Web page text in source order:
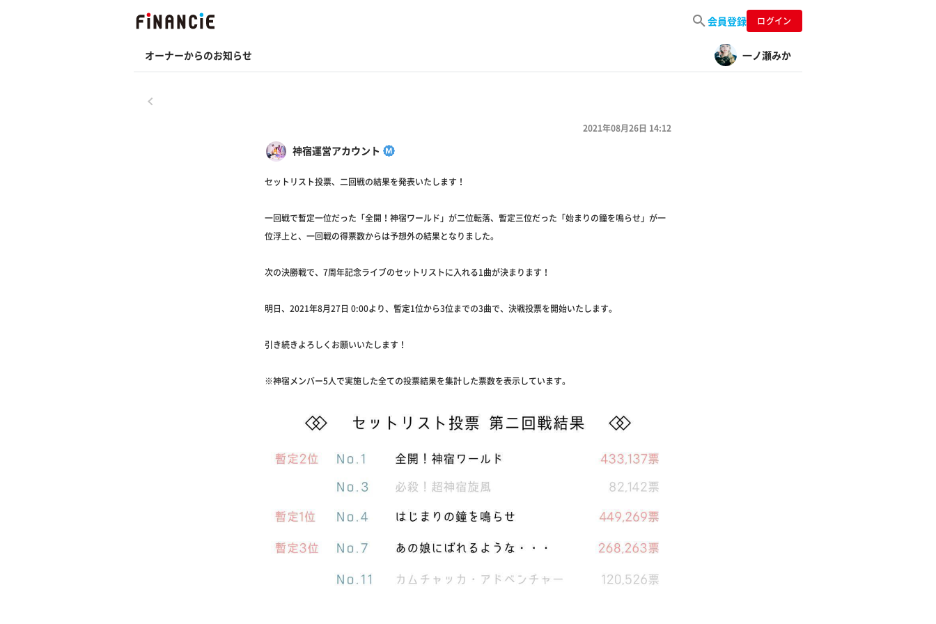
会員登録 ログイン
オーナーからのお知らせ 一ノ瀬みか
神宿運営アカウント
2021年08月26日 14:12
セットリスト投票、二回戦の結果を発表いたします！
一回戦で暫定一位だった「全開！神宿ワールド」が二位転落、暫定三位だった「始まりの鐘を鳴らせ」が一
位浮上と、一回戦の得票数からは予想外の結果となりました。
次の決勝戦で、7周年記念ライブのセットリストに入れる1曲が決まります！
明日、2021年8月27日 0:00より、暫定1位から3位までの3曲で、決戦投票を開始いたします。
引き続きよろしくお願いいたします！
※神宿メンバー5人で実施した全ての投票結果を集計した票数を表示しています。